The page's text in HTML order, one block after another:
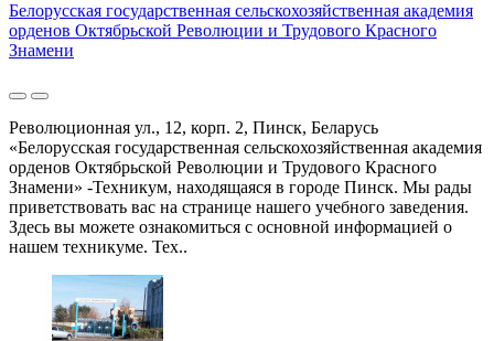
Белорусская государственная сельскохозяйственная академия
орденов Октябрьской Революции и Трудового Красного
Знамени
Революционная ул., 12, корп. 2, Пинск, Беларусь
«Белорусская государственная сельскохозяйственная академия
орденов Октябрьской Революции и Трудового Красного
Знамени» -Техникум, находящаяся в городе Пинск. Мы рады
приветствовать вас на странице нашего учебного заведения.
Здесь вы можете ознакомиться с основной информацией о
нашем техникуме. Тех..